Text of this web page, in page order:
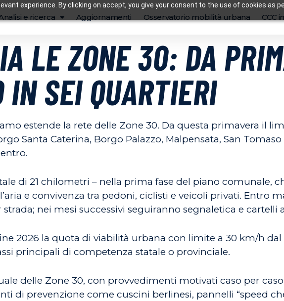
experience. By clicking on accept, you give your consent to the use of cookies as
e ricerca Aggiornamenti Osservatorio mobilità urbana CCC
LE ZONE 30: DA
SEI QUARTIERI
estende la rete delle Zone 30. Da questa primavera il
Santa Caterina, Borgo Palazzo, Malpensata, San Tomaso
di 21 chilometri – nella prima fase del piano comunale,
e convivenza tra pedoni, ciclisti e veicoli privati. Entro
nei mesi successivi seguiranno segnaletica e cartelli
2026 la quota di viabilità urbana con limite a 30 km/h dal
principali di competenza statale o provinciale.
delle Zone 30, con provvedimenti motivati caso per
di prevenzione come cuscini berlinesi, pannelli “speed